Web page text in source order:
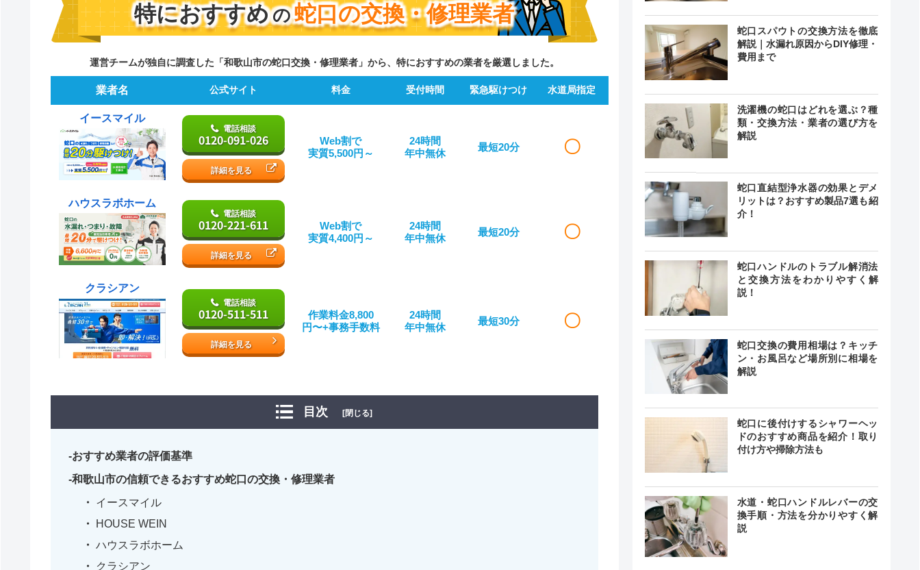
特におすすめの蛇口の交換・修理業者
運営チームが独自に調査した「和歌山市の蛇口交換・修理業者」から、特におすすめの業者を厳選しました。
業者名 公式サイト 料金 受付時間 緊急駆けつけ 水道局指定
イースマイル
電話相談
0120-091-026
詳細を見る
Web割で
実質5,500円～
24時間
年中無休
最短20分 〇
ハウスラボホーム
電話相談
0120-221-611
詳細を見る
Web割で
実質4,400円～
24時間
年中無休
最短20分 〇
クラシアン
電話相談
0120-511-511
詳細を見る
作業料金8,800
円〜+事務手数料
24時間
年中無休
最短30分 〇
目次 [閉じる]
おすすめ業者の評価基準
和歌山市の信頼できるおすすめ蛇口の交換・修理業者
イースマイル
HOUSE WEIN
ハウスラボホーム
クラシアン
蛇口スパウトの交換方法を徹底
解説｜水漏れ原因からDIY修理・
費用まで
洗濯機の蛇口はどれを選ぶ？種
類・交換方法・業者の選び方を
解説
蛇口直結型浄水器の効果とデメ
リットは？おすすめ製品7選も紹
介！
蛇口ハンドルのトラブル解消法
と交換方法をわかりやすく解
説！
蛇口交換の費用相場は？キッチ
ン・お風呂など場所別に相場を
解説
蛇口に後付けするシャワーヘッ
ドのおすすめ商品を紹介！取り
付け方や掃除方法も
水道・蛇口ハンドルレバーの交
換手順・方法を分かりやすく解
説